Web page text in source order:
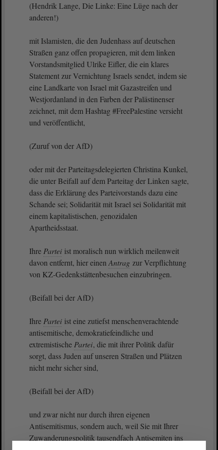
(Hendrik Lange, Die Linke: Eine Lüge nach der
anderen!)
mit Islamisten, die den Judenhass auf deutschen
Straßen ganz offen propagieren, mit dem linken
Vorstandsmitglied Ulrike Eifler, die ein klares
Statement zur Vernichtung Israels sendet, indem sie
eine Landkarte von Israel mit Gazastreifen und
Westjordanland in den Farben der Palästinenser
zeichnet, mit dem Hashtag #FreePalestine versieht
und veröffentlicht,
(Zuruf von der AfD)
oder mit der Parteitagsdelegierten Christina Kunkel,
die unter Beifall auf dem Parteitag der Linken sagte,
dass die Erklärung des Parteivorstands dazu eine
Schande sei; Solidarität mit Israel sei Solidarität mit
einem kapitalistischen, genozidalen
Apartheidsstaat.
Ihre Partei ist moralisch nun wirklich meilenweit
davon entfernt, hier einen Antrag zur Verpflichtung
von KZ-Gedenkstättenbesuchen einzubringen.
(Beifall bei der AfD)
Ihre Partei ist eine zutiefst menschenverachtende
antisemitische, demokratiefeindliche und
extremistische Partei, die mit ihrer Politik dafür
sorgt, dass Juden auf unseren Straßen und Plätzen
nicht mehr sicher sind,
(Beifall bei der AfD)
und zwar nicht nur durch ihren eigenen
Antisemitismus, sondern auch, weil Sie mit Ihrer
Zuwanderungspolitik tausendfach Antisemiten ins